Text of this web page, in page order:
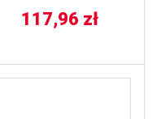
117,96 zł